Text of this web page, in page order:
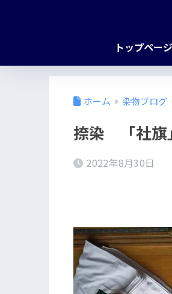
トップページ
ホーム 染物ブログ
捺染 「社旗
2022年8月30日